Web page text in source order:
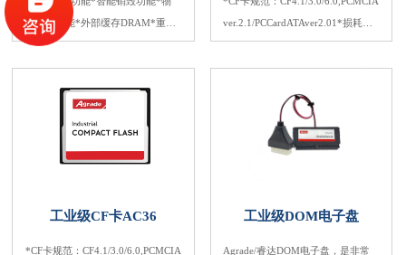
理销毁功能*外部缓存DRAM*重复
循环檫写次数：SLC(60000)MLC(6
000)*SATAIII6.0Gb/S标准*损耗平
衡功能(WearLeveling)和错误检查纠
正技术(ECC)
ver.2.1/PCCardATAver2.01*损耗平
衡功能(WearLeveling)和错误检查纠
正技术(ECC)*重复循环檫写次数：
工业级CF卡AC36
*CF卡规范：CF4.1/3.0/6.0,PCMCIA
工业级DOM电子盘
Agrade/睿达DOM电子盘，是非常